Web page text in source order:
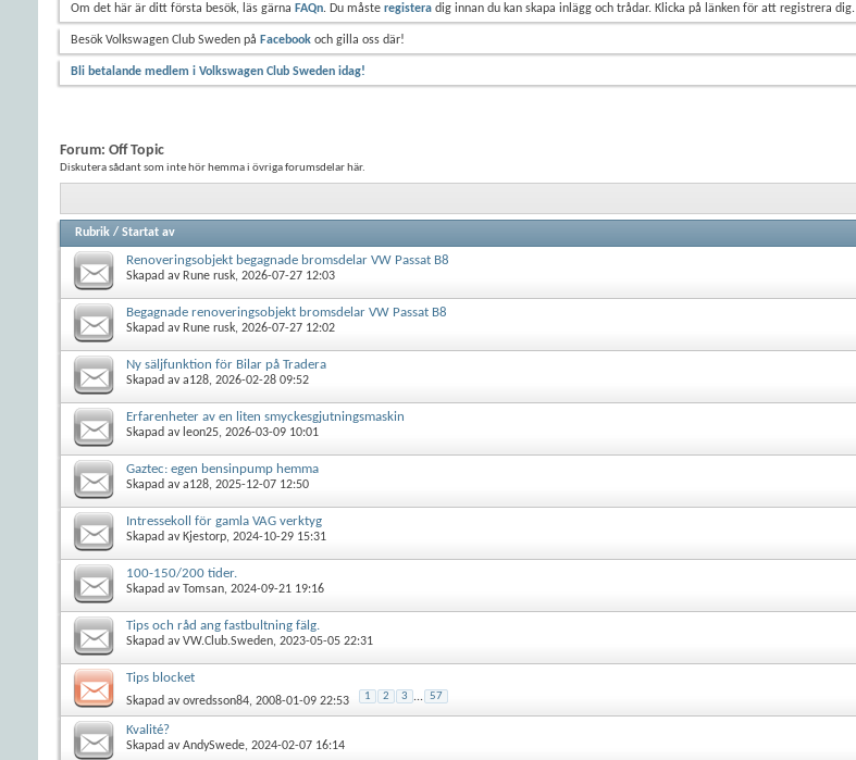
Om det här är ditt första besök, läs gärna FAQn. Du måste registera dig innan du kan skapa inlägg och trådar. Klicka på länken för att registrera dig.
Besök Volkswagen Club Sweden på Facebook och gilla oss där!
Bli betalande medlem i Volkswagen Club Sweden idag!
Forum: Off Topic
Diskutera sådant som inte hör hemma i övriga forumsdelar här.
Rubrik / Startat av
Renoveringsobjekt begagnade bromsdelar VW Passat B8
Skapad av Rune rusk, 2026-07-27 12:03
Begagnade renoveringsobjekt bromsdelar VW Passat B8
Skapad av Rune rusk, 2026-07-27 12:02
Ny säljfunktion för Bilar på Tradera
Skapad ava128, 2026-02-28 09:52
Erfarenheter av en liten smyckesgjutningsmaskin
Skapad av leon25, 2026-03-09 10:01
Gaztec: egen bensinpump hemma
Skapad ava128, 2025-12-07 12:50
Intressekoll för gamla VAG verktyg
Skapad av Kjestorp, 2024-10-29 15:31
100-150/200 tider.
Skapad avTomsan, 2024-09-21 19:16
Tips och råd ang fastbultning fälg.
Skapad avVW.Club.Sweden, 2023-05-05 22:31
Tips blocket
Skapad avovredsson84, 2008-01-09 22:53 1 2 3 ... 57
Kvalité?
Skapad avAndySwede, 2024-02-07 16:14